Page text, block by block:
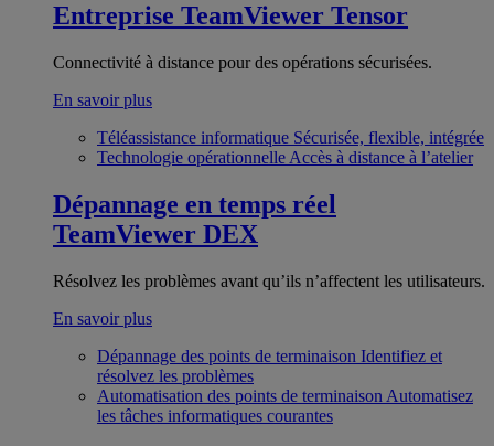
Entreprise TeamViewer Tensor
Connectivité à distance pour des opérations sécurisées.
En savoir plus
Téléassistance informatique Sécurisée, flexible, intégrée
Technologie opérationnelle Accès à distance à l’atelier
Dépannage en temps réel
TeamViewer DEX
Résolvez les problèmes avant qu’ils n’affectent les utilisateurs.
En savoir plus
Dépannage des points de terminaison Identifiez et
résolvez les problèmes
Automatisation des points de terminaison Automatisez
les tâches informatiques courantes